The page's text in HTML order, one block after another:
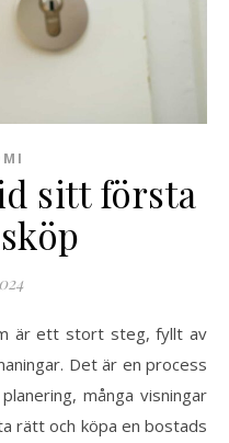
sitt första
är ett stort steg, fyllt av
Det är en process
många visningar
rätt och köpa en bostads